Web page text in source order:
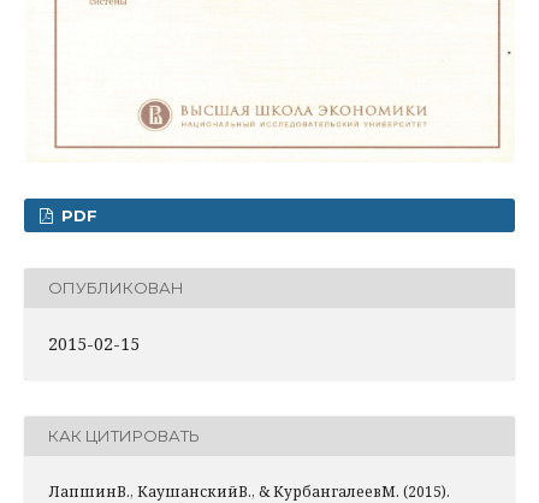
PDF
ОПУБЛИКОВАН
2015-02-15
КАК ЦИТИРОВАТЬ
ЛапшинВ., КаушанскийВ., & КурбангалеевМ. (2015).